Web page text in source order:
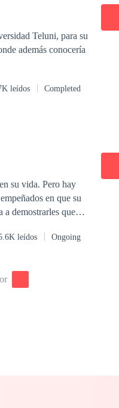
Teluni, para su
además conocería
leídos Completed
su vida. Pero hay
a demostrarles que
leídos Ongoing